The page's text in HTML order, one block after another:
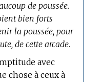
de poussée.
bien forts
la poussée, pour
de cette arcade.
avec
chose à ceux à